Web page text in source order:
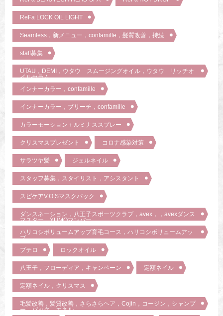
ReFa LOCK OIL LIGHT
Seamless，新メニュー，confamille，髪質改善，持続
staff募集
UTAU，DEMI，ウタウ スムージングオイル，ウタウ リッチオ
イルセラム
インナーカラー，confamille
インナーカラー，ブリーチ，confamille
カラーモーション＋ルミナススプレー
クリスマスプレゼント コロナ感染対策
サラツヤ髪 ジェルネイル
スタッフ募集，スタイリスト，アシスタント
スピケアV.O.Sマスクパック
ダンスネーション，八王子スポーツクラブ，avex，，avexダンス
マスター，YUMOマンバー
ハリコシボリュームアップ育毛コース，ハリコシボリュームアッ
プ
プテロ
ロックオイル
八王子，フローディア，キャンペーン 定額ネイル
定額ネイル，クリスマス
毛髪改善，髪質改善，さらさらヘア，Cojin，コージン，シャンプ
ー，パック，エネル，